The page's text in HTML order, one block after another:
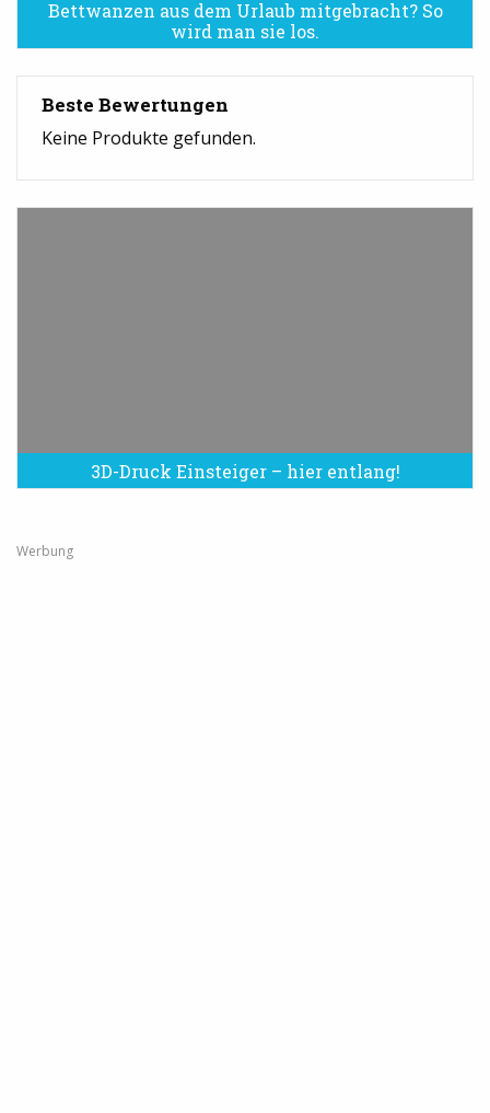
Bettwanzen aus dem Urlaub mitgebracht? So
wird man sie los.
Bettwanzen sind eine Plage
Beste Bewertungen
Keine Produkte gefunden.
3D-Druck Einsteiger – hier entlang!
Werbung